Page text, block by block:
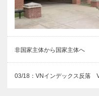
非国家主体から国家主体へ
03/18：VNインデックス反落